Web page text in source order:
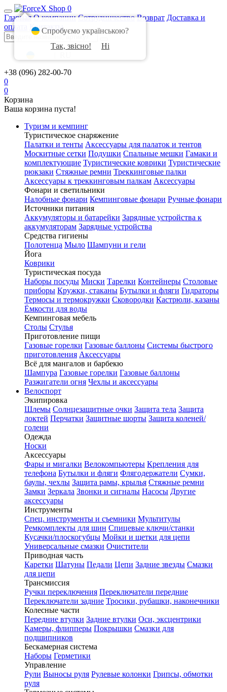
0
Главная О компании Сотрудничество Возврат Доставка и
оплата
Контакты
+38 (096) 282-00-70
0
0
Корзина
Ваша корзина пуста!
Туризм и кемпинг
Туристическое снаряжение
Палатки и тенты Аксессуары для палаток и тентов
Москитные сетки Подушки Спальные мешки Гамаки и
комплектующие Туристические коврики Туристические
рюкзаки Стяжные ремни Треккинговые палки
Аксессуары к треккинговым палкам Аксессуары
Фонари и светильники
Налобные фонари Кемпинговые фонари Ручные фонари
Источники питания
Аккумуляторы и батарейки Зарядные устройства к
аккумуляторам Зарядные устройства
Средства гигиены
Полотенца Мыло Шампуни и гели
Йога
Коврики
Туристическая посуда
Наборы посуды Миски Тарелки Контейнеры Столовые
приборы Кружки, стаканы Бутылки и фляги Гидраторы
Термосы и термокружки Сковородки Кастрюли, казаны
Ёмкости для воды
Кемпинговая мебель
Столы Стулья
Приготовление пищи
Газовые горелки Газовые баллоны Системы быстрого
приготовления Аксессуары
Всё для мангалов и барбекю
Шампура Газовые горелки Газовые баллоны
Разжигатели огня Чехлы и аксессуары
Велоспорт
Экипировка
Шлемы Солнцезащитные очки Защита тела Защита
локтей Перчатки Защитные шорты Защита коленей/
голени
Одежда
Носки
Аксессуары
Фары и мигалки Велокомпьютеры Крепления для
телефона Бутылки и фляги Флягодержатели Сумки,
баулы, чехлы Защита рамы, крылья Стяжные ремни
Замки Зеркала Звонки и сигналы Насосы Другие
аксессуары
Инструменты
Спец. инструменты и съемники Мультитулы
Ремкомплекты для шин Спицевые ключи/станки
Кусачки/плоскогубцы Мойки и щетки для цепи
Универсальные смазки Очистители
Приводная часть
Каретки Шатуны Педали Цепи Задние звезды Смазки
для цепи
Трансмиссия
Ручки переключения Переключатели передние
Переключатели задние Тросики, рубашки, наконечники
Колесные части
Передние втулки Задние втулки Оси, эксцентрики
Камеры, флипперы Покрышки Смазки для
подшипников
Бескамерная система
Наборы Герметики
Управление
Рули Выносы руля Рулевые колонки Грипсы, обмотки
руля
Спробуємо українською?
Так, звісно!
Ні